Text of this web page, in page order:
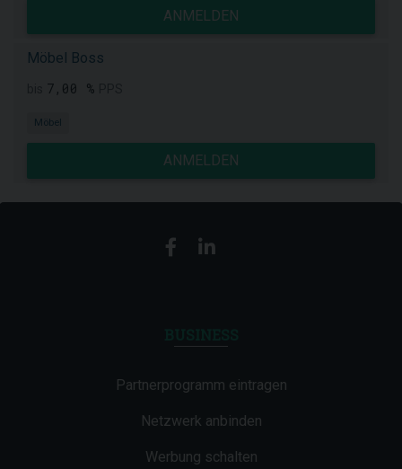
ANMELDEN
Möbel Boss
7,00 %
Möbel
ANMELDEN
Partnerprogramm eintragen
Netzwerk anbinden
Werbung schalten